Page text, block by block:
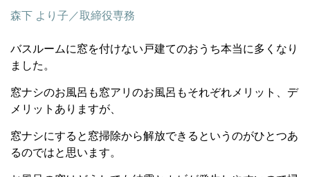
森下 より子／取締役専務
バスルームに窓を付けない戸建てのおうち本当に多くなり
ました。
窓ナシのお風呂も窓アリのお風呂もそれぞれメリット、デ
メリットありますが、
窓ナシにすると窓掃除から解放できるというのがひとつあ
るのではと思います。